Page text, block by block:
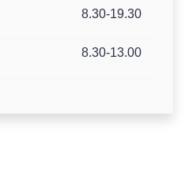
8.30-19.30
8.30-13.00